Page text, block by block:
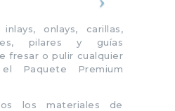
onlays, carillas,
pilares y guías
fresar o pulir cualquier
Paquete Premium
los materiales de